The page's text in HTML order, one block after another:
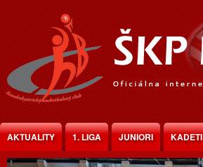
Jump to Content
AKTUALITY 1. LIGA JUNIORI KADETI